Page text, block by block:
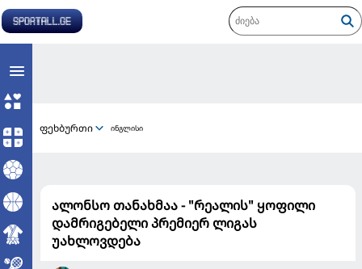
ფეხბურთი ინგლისი
ალონსო თანახმაა - "რეალის" ყოფილი
დამრიგებელი პრემიერ ლიგას
უახლოვდება